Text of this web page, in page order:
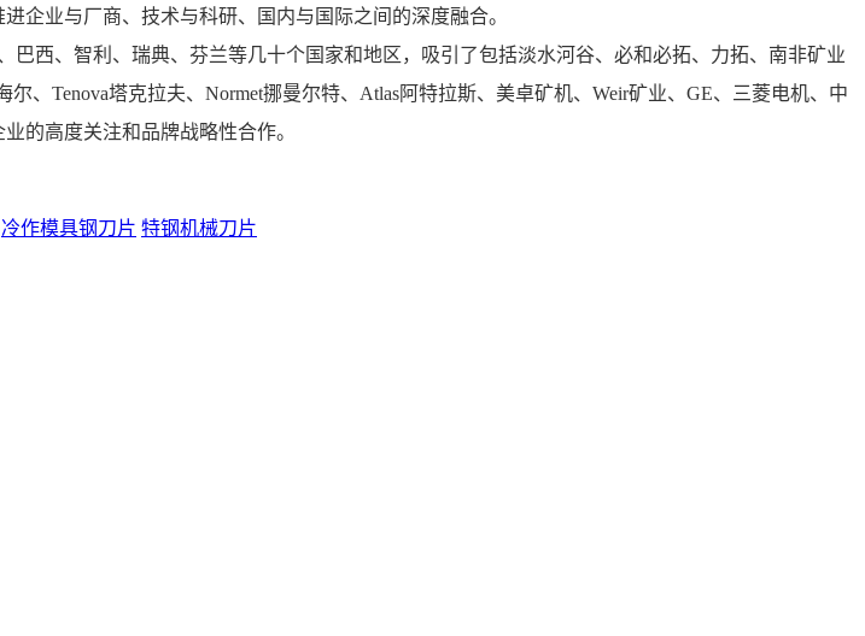
企业与厂商、技术与科研、国内与国际之间的深度融合。
西、智利、瑞典、芬兰等几十个国家和地区，吸引了包括淡水河谷、必和必拓、力拓、南非矿业
、Tenova塔克拉夫、Normet挪曼尔特、Atlas阿特拉斯、美卓矿机、Weir矿业、GE、三菱电机、中
的高度关注和品牌战略性合作。
冷作模具钢刀片 特钢机械刀片